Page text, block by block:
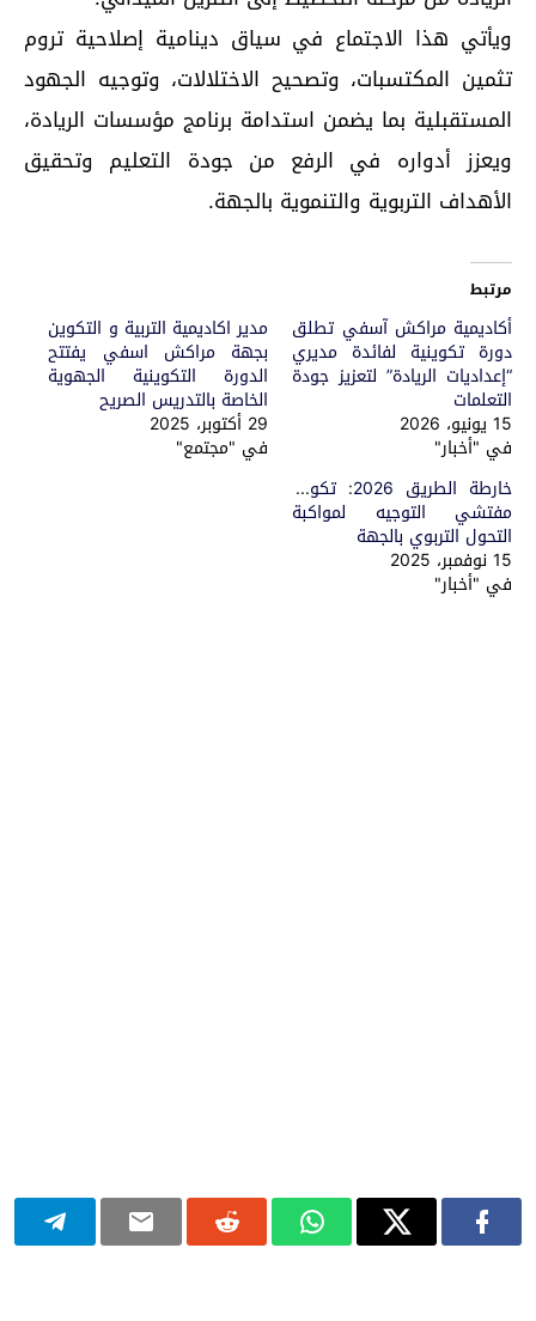
ويأتي هذا الاجتماع في سياق دينامية إصلاحية تروم
تثمين المكتسبات، وتصحيح الاختلالات، وتوجيه الجهود
المستقبلية بما يضمن استدامة برنامج مؤسسات الريادة،
ويعزز أدواره في الرفع من جودة التعليم وتحقيق
الأهداف التربوية والتنموية بالجهة.
مرتبط
أكاديمية مراكش آسفي تطلق
دورة تكوينية لفائدة مديري
“إعداديات الريادة” لتعزيز جودة
التعلمات
15 يونيو، 2026
في "أخبار"
مدير اكاديمية التربية و التكوين
بجهة مراكش اسفي يفتتح
الدورة التكوينية الجهوية
الخاصة بالتدريس الصريح
29 أكتوبر، 2025
في "مجتمع"
خارطة الطريق 2026: تكوين
مفتشي التوجيه لمواكبة
التحول التربوي بالجهة
15 نوفمبر، 2025
في "أخبار"